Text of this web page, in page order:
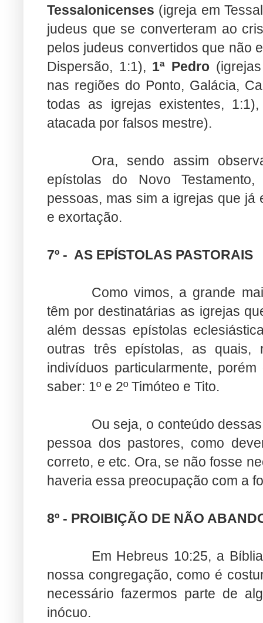
Tessalonicenses (igreja em
judeus que se converteram ao
pelos judeus convertidos que não
Dispersão, 1:1), 1ª Pedro(igrejas
nas regiões do Ponto, Galácia,
todas as igrejas existentes,
atacada por falsos mestre).
Ora, sendo assim
epístolas do Novo
pessoas, mas sim a igrejas que já
e exortação.
7º - AS EPÍSTOLAS PASTORAIS
Como vimos, a grande
têm por destinatárias as igrejas
além dessas epístolas
outras três epístolas, as quais,
indivíduos particularmente,
saber: 1º e 2º Timóteo e Tito.
Ou seja, o conteúdo
pessoa dos pastores, como
correto, e etc. Ora, se não fosse
haveria essa preocupação com a
8º - PROIBIÇÃO DE NÃO
Em Hebreus 10:25, a
nossa congregação, como é
necessário fazermos parte de
inócuo.